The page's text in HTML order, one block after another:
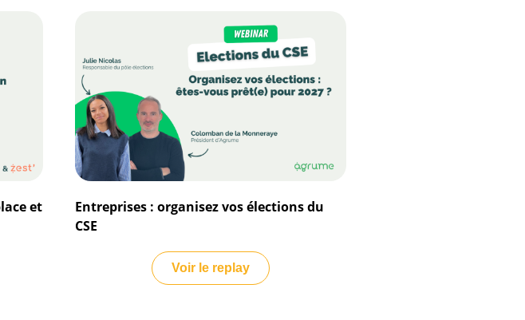
et
Entreprises : organisez vos élections du
CSE
Voir le replay